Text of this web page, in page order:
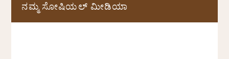
ನಮ್ಮ ಸೋಷಿಯಲ್‌ ಮೀಡಿಯಾ